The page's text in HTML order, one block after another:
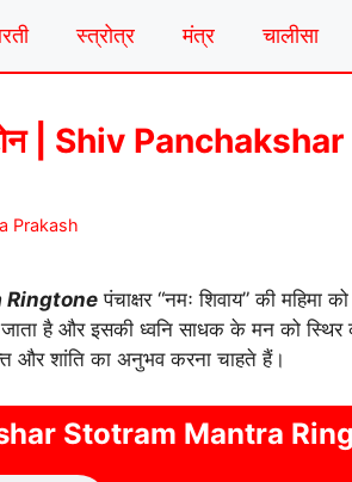
स्त्रोत्र मंत्र चालीसा
| Shiv
Prakash
Ringtone पंचाक्षर “नमः शिवाय” की महिमा
है और इसकी ध्वनि साधक के मन को स्थिर
और शांति का अनुभव करना चाहते हैं।
Stotram Mantra